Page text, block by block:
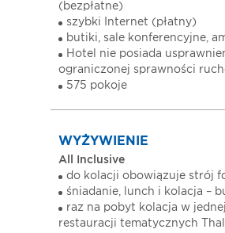
(bezpłatne)
szybki Internet (płatny)
butiki, sale konferencyjne,
Hotel nie posiada
ograniczonej sprawności
575 pokoje
WYŻYWIENIE
All Inclusive
do kolacji obowiązuje strój
śniadanie, lunch i kolacja –
raz na pobyt kolacja w
restauracji tematycznych